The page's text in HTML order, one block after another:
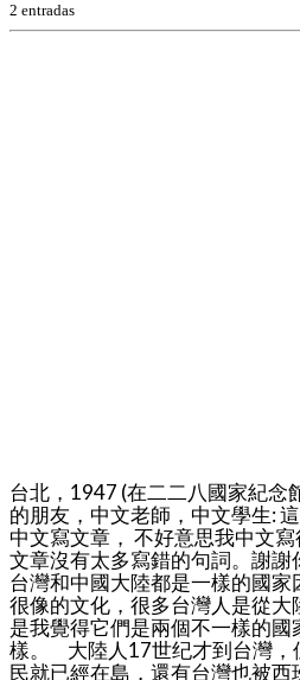
2 entradas
台北，1947 (在二二八國家紀念
的朋友，中文老師，中文學生:
中文寫文章， 不好意思我中文
文章沒有太多寫錯的句詞。謝
台灣和中國大陸都是一樣的國家
很像的文化，很多台灣人是從大
是我覺得它們是兩個不一樣的
樣。 大陸人17世纪才到台灣，
民就已經在島，還有台灣也被西